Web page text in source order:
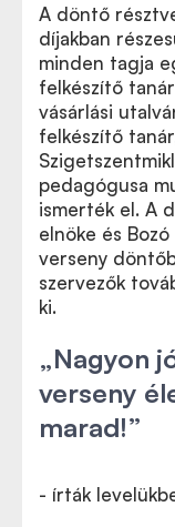
A döntő
díjakban
minden tagja
felkészítő
vásárlási
felkészítő
pedagógusa
ismerték el. A
elnöke és
verseny
szervezők
ki.
„Nagyon
verseny
marad!”
- írták